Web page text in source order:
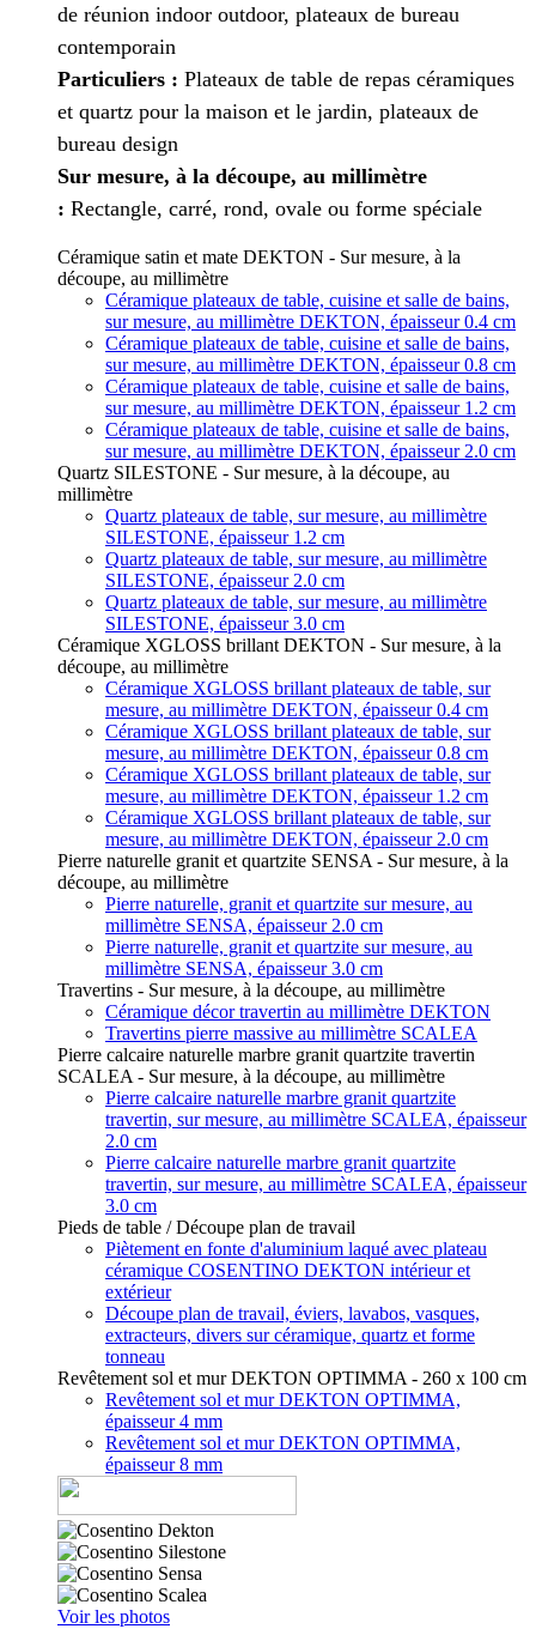
de réunion indoor outdoor, plateaux de bureau
contemporain
Particuliers : Plateaux de table de repas céramiques
et quartz pour la maison et le jardin, plateaux de
bureau design
Sur mesure, à la découpe, au millimètre
: Rectangle, carré, rond, ovale ou forme spéciale
Céramique satin et mate DEKTON - Sur mesure, à la
découpe, au millimètre
Céramique plateaux de table, cuisine et salle de bains,
sur mesure, au millimètre DEKTON, épaisseur 0.4 cm
Céramique plateaux de table, cuisine et salle de bains,
sur mesure, au millimètre DEKTON, épaisseur 0.8 cm
Céramique plateaux de table, cuisine et salle de bains,
sur mesure, au millimètre DEKTON, épaisseur 1.2 cm
Céramique plateaux de table, cuisine et salle de bains,
sur mesure, au millimètre DEKTON, épaisseur 2.0 cm
Quartz SILESTONE - Sur mesure, à la découpe, au
millimètre
Quartz plateaux de table, sur mesure, au millimètre
SILESTONE, épaisseur 1.2 cm
Quartz plateaux de table, sur mesure, au millimètre
SILESTONE, épaisseur 2.0 cm
Quartz plateaux de table, sur mesure, au millimètre
SILESTONE, épaisseur 3.0 cm
Céramique XGLOSS brillant DEKTON - Sur mesure, à la
découpe, au millimètre
Céramique XGLOSS brillant plateaux de table, sur
mesure, au millimètre DEKTON, épaisseur 0.4 cm
Céramique XGLOSS brillant plateaux de table, sur
mesure, au millimètre DEKTON, épaisseur 0.8 cm
Céramique XGLOSS brillant plateaux de table, sur
mesure, au millimètre DEKTON, épaisseur 1.2 cm
Céramique XGLOSS brillant plateaux de table, sur
mesure, au millimètre DEKTON, épaisseur 2.0 cm
Pierre naturelle granit et quartzite SENSA - Sur mesure, à la
découpe, au millimètre
Pierre naturelle, granit et quartzite sur mesure, au
millimètre SENSA, épaisseur 2.0 cm
Pierre naturelle, granit et quartzite sur mesure, au
millimètre SENSA, épaisseur 3.0 cm
Travertins - Sur mesure, à la découpe, au millimètre
Céramique décor travertin au millimètre DEKTON
Travertins pierre massive au millimètre SCALEA
Pierre calcaire naturelle marbre granit quartzite travertin
SCALEA - Sur mesure, à la découpe, au millimètre
Pierre calcaire naturelle marbre granit quartzite
travertin, sur mesure, au millimètre SCALEA, épaisseur
2.0 cm
Pierre calcaire naturelle marbre granit quartzite
travertin, sur mesure, au millimètre SCALEA, épaisseur
3.0 cm
Pieds de table / Découpe plan de travail
Piètement en fonte d'aluminium laqué avec plateau
céramique COSENTINO DEKTON intérieur et
extérieur
Découpe plan de travail, éviers, lavabos, vasques,
extracteurs, divers sur céramique, quartz et forme
tonneau
Revêtement sol et mur DEKTON OPTIMMA - 260 x 100 cm
Revêtement sol et mur DEKTON OPTIMMA,
épaisseur 4 mm
Revêtement sol et mur DEKTON OPTIMMA,
épaisseur 8 mm
Voir les photos